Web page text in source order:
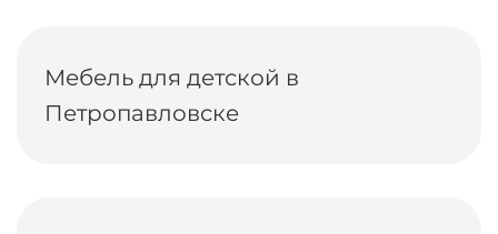
Мебель для детской в
Петропавловске